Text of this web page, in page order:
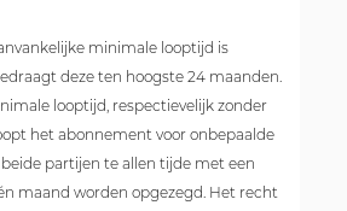
minimale looptijd is
deze ten hoogste 24 maanden.
looptijd, respectievelijk zonder
het abonnement voor onbepaalde
partijen te allen tijde met een
maand worden opgezegd. Het recht